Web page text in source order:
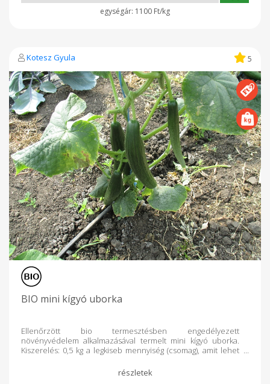
1100 Ft/kg
Kotesz Gyula 5
BIO mini kígyó uborka
Ellenőrzött bio termesztésben engedélyezett
növényvédelem alkalmazásával termelt mini kígyó uborka.
Kiszerelés: 0,5 kg a legkiseb mennyiség (csomag), amit lehet
legördülő menüben az "uborka 1 kg" megnevezést és
a mennyiségnél adja meg, hogy hányszor 1 kg-ot kér. A